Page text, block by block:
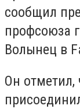
сообщил
профсоюза
Волынец в
Он отметил,